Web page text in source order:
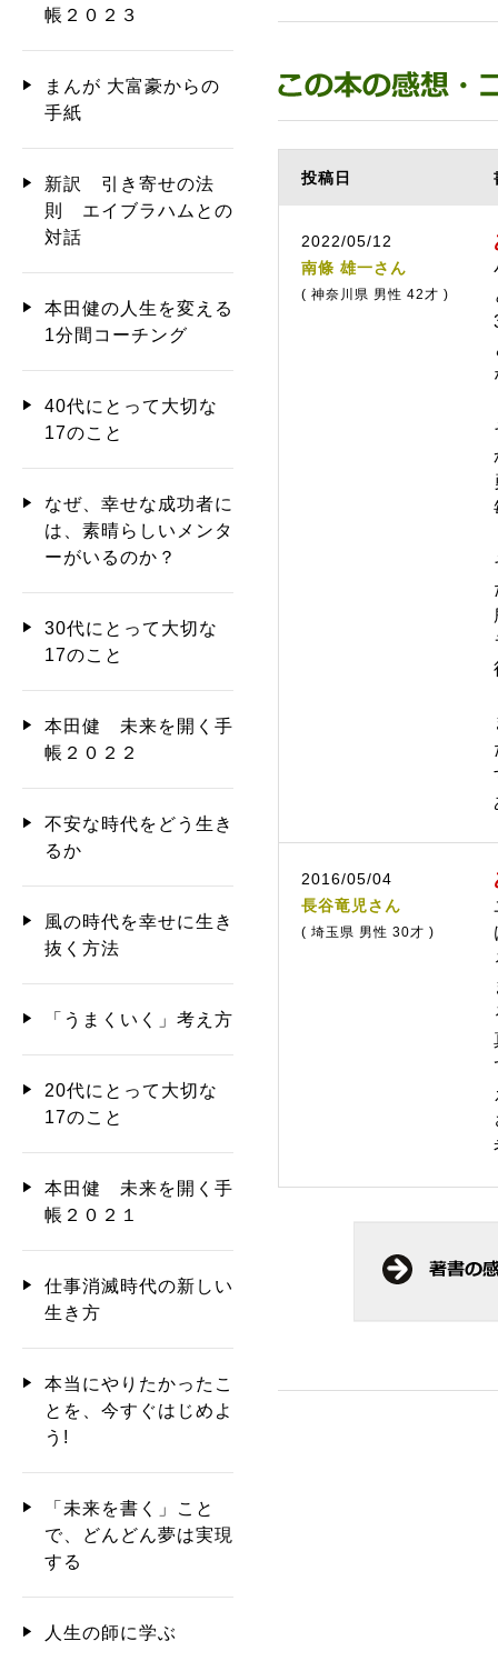
投稿日
2022/05/12
南條 雄一さん
( 神奈川県 男性 42才 )
2016/05/04
長谷竜児さん
( 埼玉県 男性 30才 )
帳２０２３
まんが 大富豪からの
手紙
新訳 引き寄せの法
則 エイブラハムとの
対話
本田健の人生を変える
1分間コーチング
40代にとって大切な
17のこと
なぜ、幸せな成功者に
は、素晴らしいメンタ
ーがいるのか？
30代にとって大切な
17のこと
本田健 未来を開く手
帳２０２２
不安な時代をどう生き
るか
風の時代を幸せに生き
抜く方法
「うまくいく」考え方
20代にとって大切な
17のこと
本田健 未来を開く手
帳２０２１
仕事消滅時代の新しい
生き方
本当にやりたかったこ
とを、今すぐはじめよ
う!
「未来を書く」こと
で、どんどん夢は実現
する
人生の師に学ぶ